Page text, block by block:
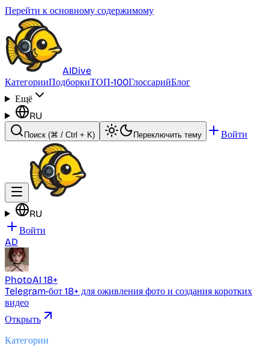
Перейти к основному содержимому
AIDive
КатегорииПодборкиТОП-100ГлоссарийБлог
Ещё
RU
Поиск (⌘ / Ctrl + K) Переключить тему Войти
RU
Войти
AD
PhotoAI 18+
Telegram-бот 18+ для оживления фото и создания коротких
видео
Открыть
Категории